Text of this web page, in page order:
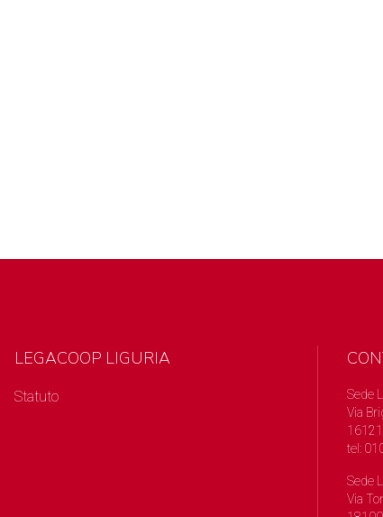
LEGACOOP LIGURIA
Statuto
Sede
Via
16121
tel:
Sede
Via